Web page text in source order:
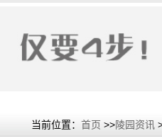
当前位置： 首页 >>陵园资讯